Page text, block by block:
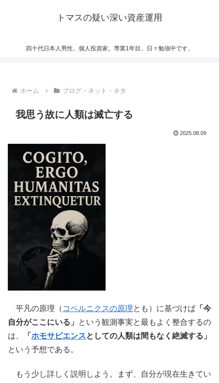
トマスの疑い深い資産運用
四十代日本人男性。個人投資家。専業1年目。日々勉強中です。
ホーム ブログ・ネット・ネタ
我思う故に人類は滅亡する
2025.08.09
平凡の原理（ コペルニクスの原理とも）に基づけば 「今
自分がここにいる」
という観測事実と最もよく整合するの
は、
「 ホモサピエンスとしての人類は間もなく絶滅する」
という予想である。
もう少し詳しく説明しよう。まず、自分が現在生きてい